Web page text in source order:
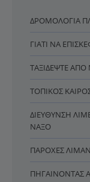
ΔΡΟΜΟΛΌΓΙΑ
ΓΙΑΤΊ ΝΑ
ΤΑΞΙΔΈΨΤΕ
ΤΟΠΙΚΌΣ
ΔΙΕΎΘΥΝΣΗ
ΝΆΞΟ
ΠΑΡΟΧΈΣ
ΠΗΓΑΊΝΟΝΤΑΣ